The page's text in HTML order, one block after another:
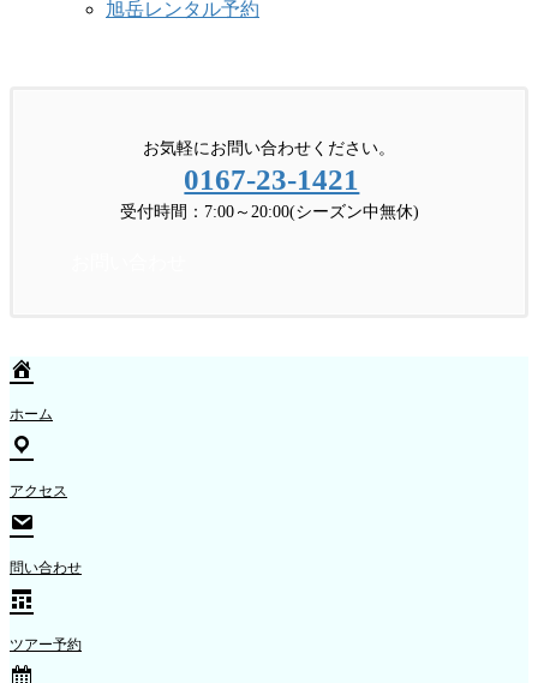
旭岳レンタル予約
お気軽にお問い合わせください。
0167-23-1421
受付時間：7:00～20:00(シーズン中無休)
ホーム
アクセス
問い合わせ
ツアー予約